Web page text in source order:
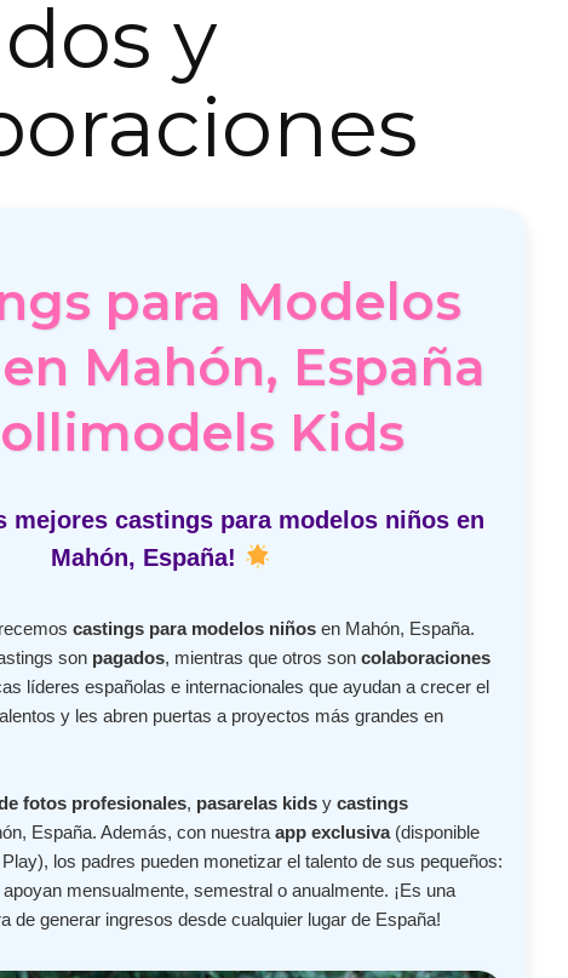
y
para Modelos
Mahón, España
Kids
mejores castings para modelos niños en
Mahón, España!
castings para modelos niñosen Mahón, España.
son pagados, mientras que otros son colaboraciones
líderes españolas e internacionales que ayudan a crecer el
y les abren puertas a proyectos más grandes en
fotos profesionales, pasarelas kidsy castings
España. Además, con nuestra app exclusiva(disponible
los padres pueden monetizar el talento de sus pequeños:
mensualmente, semestral o anualmente. ¡Es una
de generar ingresos desde cualquier lugar de España!